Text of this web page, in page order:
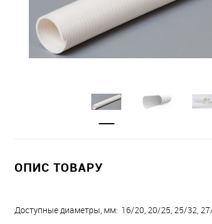
ОПИС ТОВАРУ
Доступные диаметры, мм: 16/20, 20/25, 25/32,